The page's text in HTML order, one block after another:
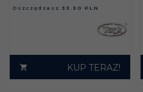
Oszczędzasz 33.30 PLN
KUP TERAZ!